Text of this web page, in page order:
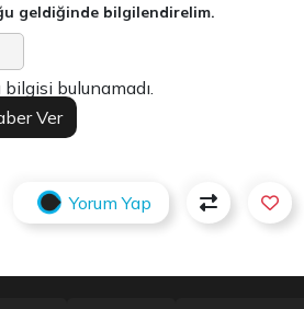
geldiğinde bilgilendirelim.
bilgisi bulunamadı.
Ver
Yorum Yap